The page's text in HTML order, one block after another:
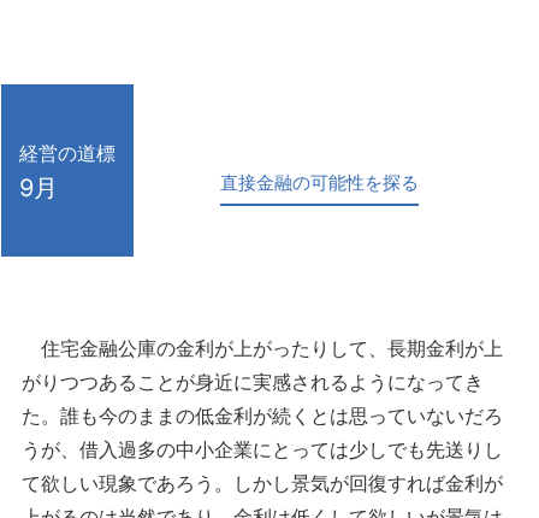
経営の道標
9月 直接金融の可能性を探る
住宅金融公庫の金利が上がったりして、長期金利が上
がりつつあることが身近に実感されるようになってき
た。誰も今のままの低金利が続くとは思っていないだろ
うが、借入過多の中小企業にとっては少しでも先送りし
て欲しい現象であろう。しかし景気が回復すれば金利が